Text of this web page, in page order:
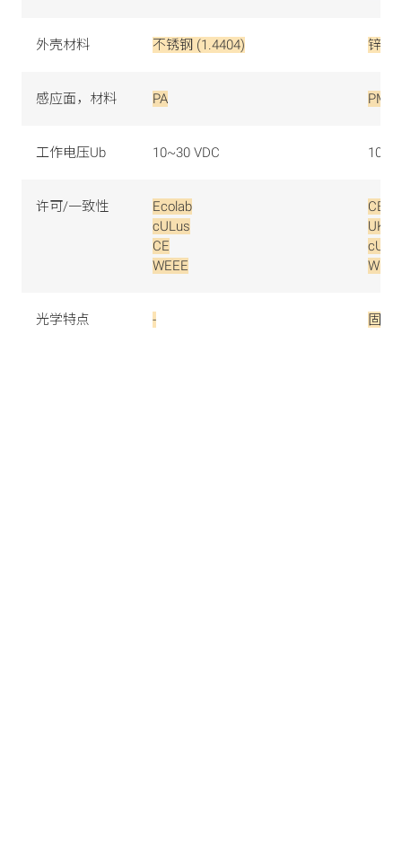
外壳材料 不锈钢 (1.4404) 锌,
感应面，材料 PA
工作电压Ub 10~30 VDC
许可/一致性
Ecolab
cULus
CE
WEEE
CE
UKCA
光学特点 - 固定